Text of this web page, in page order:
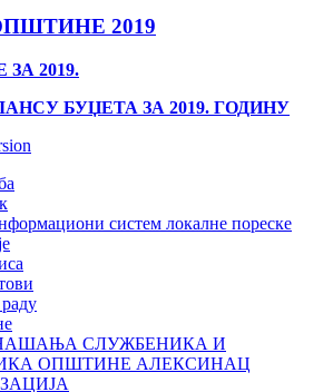
2019
2019.
БУЏЕТА ЗА 2019. ГОДИНУ
систем локалне пореске
СЛУЖБЕНИКА И
ОПШТИНЕ АЛЕКСИНАЦ